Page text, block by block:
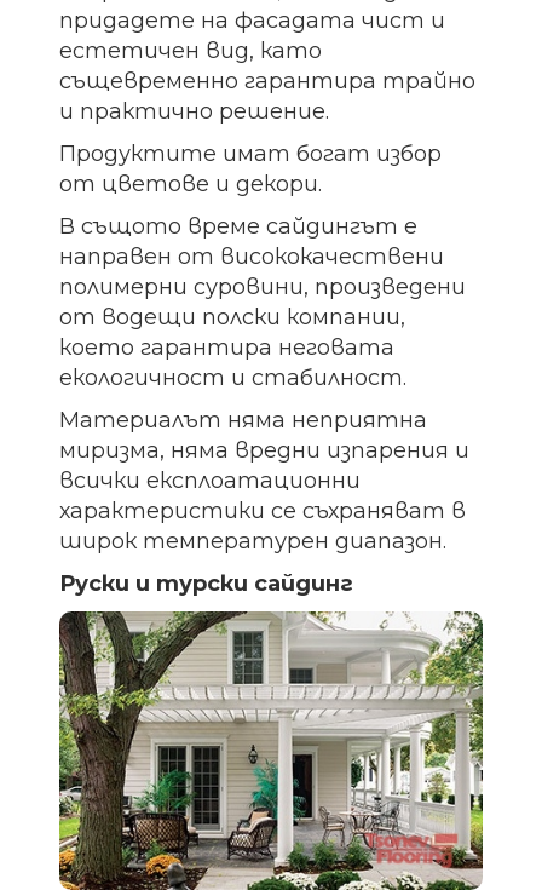
придадете на фасадата чист и
естетичен вид, като
същевременно гарантира трайно
и практично решение.
Продуктите имат богат избор
от цветове и декори.
В същото време сайдингът е
направен от висококачествени
полимерни суровини, произведени
от водещи полски компании,
което гарантира неговата
екологичност и стабилност.
Материалът няма неприятна
миризма, няма вредни изпарения и
всички експлоатационни
характеристики се съхраняват в
широк температурен диапазон.
Руски и турски сайдинг